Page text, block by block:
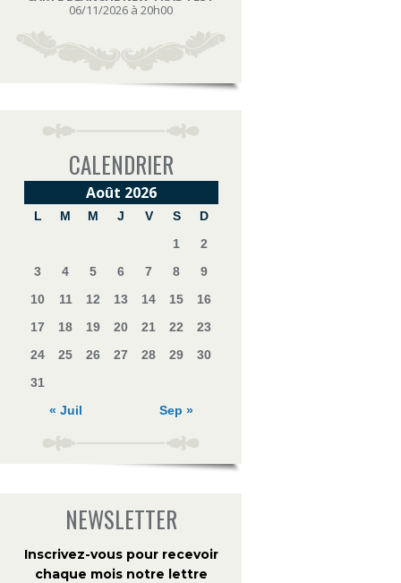
06/11/2026 à 20h00
CALENDRIER
Août 2026
L M M J V S
D
1
2
3
4 5 6 7 8
9
10
11 12 13 14 15
16
17
18 19 20 21 22
23
24
25 26 27 28 29
30
31
« Juil
Sep »
NEWSLETTER
Inscrivez-vous pour recevoir
chaque mois notre lettre